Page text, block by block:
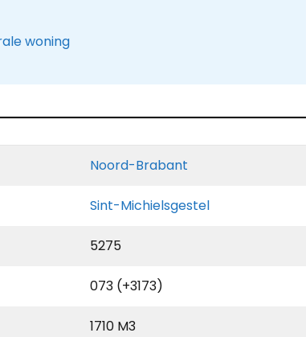
woning
Noord-Brabant
Sint-Michielsgestel
5275
073 (+3173)
1710 M3